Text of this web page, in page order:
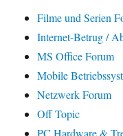
Filme und Serien
Internet-Betrug /
MS Office Forum
Mobile
Netzwerk Forum
Off Topic